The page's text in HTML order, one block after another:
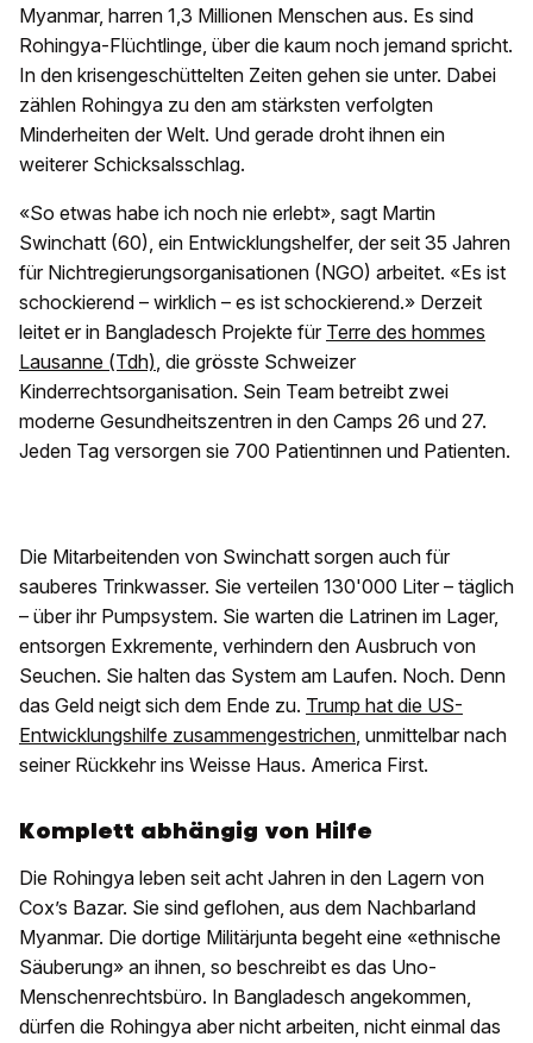
Myanmar, harren 1,3 Millionen Menschen aus. Es sind
Rohingya-Flüchtlinge, über die kaum noch jemand spricht.
In den krisengeschüttelten Zeiten gehen sie unter. Dabei
zählen Rohingya zu den am stärksten verfolgten
Minderheiten der Welt. Und gerade droht ihnen ein
weiterer Schicksalsschlag.
«So etwas habe ich noch nie erlebt», sagt Martin
Swinchatt (60), ein Entwicklungshelfer, der seit 35 Jahren
für Nichtregierungsorganisationen (NGO) arbeitet. «Es ist
schockierend – wirklich – es ist schockierend.» Derzeit
leitet er in Bangladesch Projekte für Terre des hommes
Lausanne (Tdh), die grösste Schweizer
Kinderrechtsorganisation. Sein Team betreibt zwei
moderne Gesundheitszentren in den Camps 26 und 27.
Jeden Tag versorgen sie 700 Patientinnen und Patienten.
Die Mitarbeitenden von Swinchatt sorgen auch für
sauberes Trinkwasser. Sie verteilen 130'000 Liter – täglich
– über ihr Pumpsystem. Sie warten die Latrinen im Lager,
entsorgen Exkremente, verhindern den Ausbruch von
Seuchen. Sie halten das System am Laufen. Noch. Denn
das Geld neigt sich dem Ende zu. Trump hat die US-
Entwicklungshilfe zusammengestrichen, unmittelbar nach
seiner Rückkehr ins Weisse Haus. America First.
Komplett abhängig von Hilfe
Die Rohingya leben seit acht Jahren in den Lagern von
Cox’s Bazar. Sie sind geflohen, aus dem Nachbarland
Myanmar. Die dortige Militärjunta begeht eine «ethnische
Säuberung» an ihnen, so beschreibt es das Uno-
Menschenrechtsbüro. In Bangladesch angekommen,
dürfen die Rohingya aber nicht arbeiten, nicht einmal das